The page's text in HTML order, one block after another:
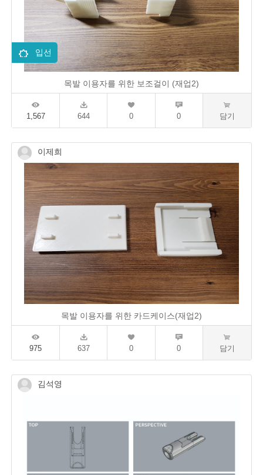
입선
목발 이용자를 위한 보조걸이 (재업2)
1,567 644 0 0 담기
이제희
목발 이용자를 위한 카드케이스(재업2)
975 637 0 0 담기
김석영